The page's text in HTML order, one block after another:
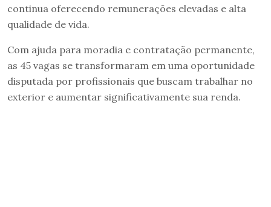
continua oferecendo remunerações elevadas e alta
qualidade de vida.
Com ajuda para moradia e contratação permanente,
as 45 vagas se transformaram em uma oportunidade
disputada por profissionais que buscam trabalhar no
exterior e aumentar significativamente sua renda.